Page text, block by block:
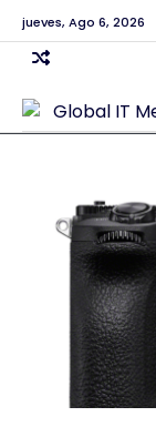
Skip
to
content
jueves, Ago 6, 2026